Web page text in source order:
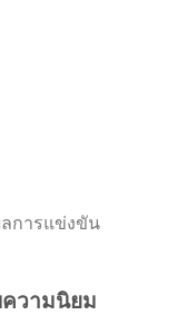
ลการแข่งขัน
วามนิยม